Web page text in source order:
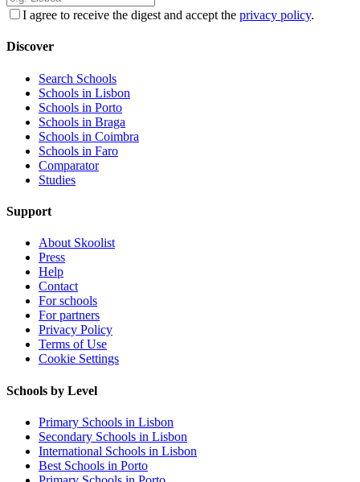
I agree to receive the digest and accept the privacy policy.
Discover
Search Schools
Schools in Lisbon
Schools in Porto
Schools in Braga
Schools in Coimbra
Schools in Faro
Comparator
Studies
Support
About Skoolist
Press
Help
Contact
For schools
For partners
Privacy Policy
Terms of Use
Cookie Settings
Schools by Level
Primary Schools in Lisbon
Secondary Schools in Lisbon
International Schools in Lisbon
Best Schools in Porto